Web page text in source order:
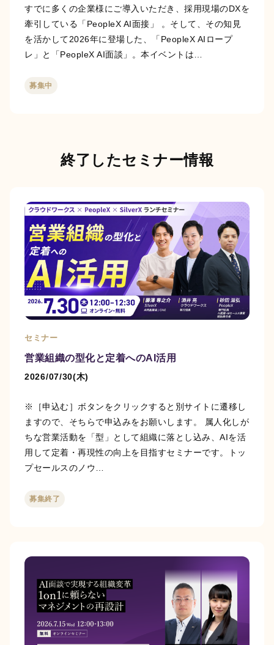
すでに多くの企業様にご導入いただき、採用現場のDXを
牽引している「PeopleX AI面接」 。そして、その知見
を活かして2026年に登場した、「PeopleX AIロープ
レ」と「PeopleX AI面談」。本イベントは…
募集中
終了したセミナー情報
セミナー
営業組織の型化と定着へのAI活用
2026/07/30(木)
※［申込む］ボタンをクリックすると別サイトに遷移し
ますので、そちらで申込みをお願いします。 属人化しが
ちな営業活動を「型」として組織に落とし込み、AIを活
用して定着・再現性の向上を目指すセミナーです。トッ
プセールスのノウ…
募集終了